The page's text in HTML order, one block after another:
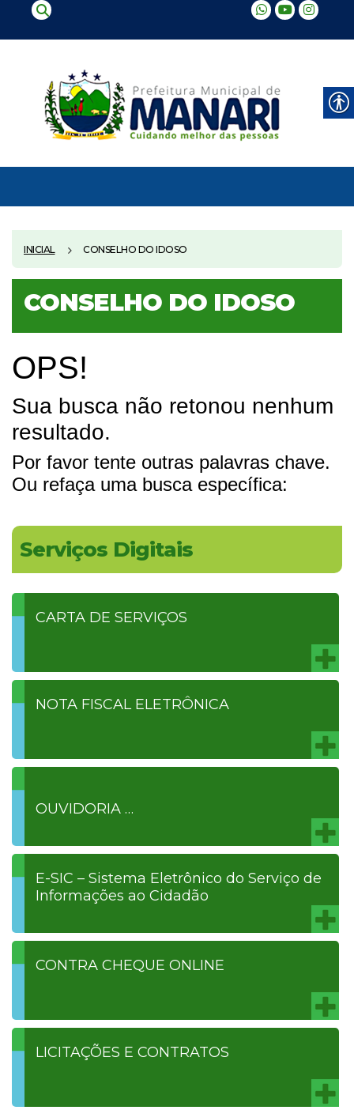
INICIAL CONSELHO DO IDOSO
CONSELHO DO IDOSO
OPS!
Sua busca não retonou nenhum
resultado.
Por favor tente outras palavras chave.
Ou refaça uma busca específica:
Serviços Digitais
CARTA DE SERVIÇOS
NOTA FISCAL ELETRÔNICA
OUVIDORIA …
E-SIC – Sistema Eletrônico do Serviço de
Informações ao Cidadão
CONTRA CHEQUE ONLINE
LICITAÇÕES E CONTRATOS